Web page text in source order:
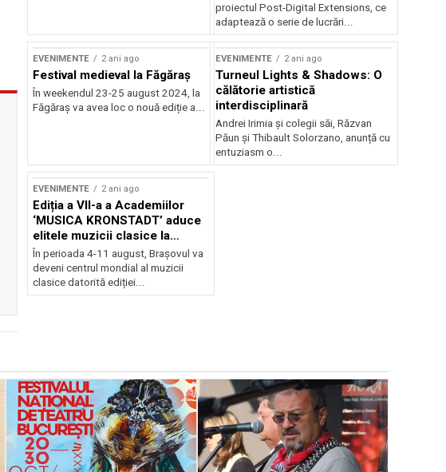
proiectul Post-Digital Extensions, ce
adaptează o serie de lucrări...
EVENIMENTE 2 ani ago
Festival medieval la Făgăraș
În weekendul 23-25 august 2024, la
Făgăraș va avea loc o nouă ediție a...
EVENIMENTE 2 ani ago
Turneul Lights & Shadows: O
călătorie artistică
interdisciplinară
Andrei Irimia și colegii săi, Răzvan
Păun și Thibault Solorzano, anunță cu
entuziasm o...
EVENIMENTE 2 ani ago
Ediția a VII-a a Academiilor
‘MUSICA KRONSTADT’ aduce
elitele muzicii clasice la
Brașov
În perioada 4-11 august, Brașovul va
deveni centrul mondial al muzicii
clasice datorită ediției...